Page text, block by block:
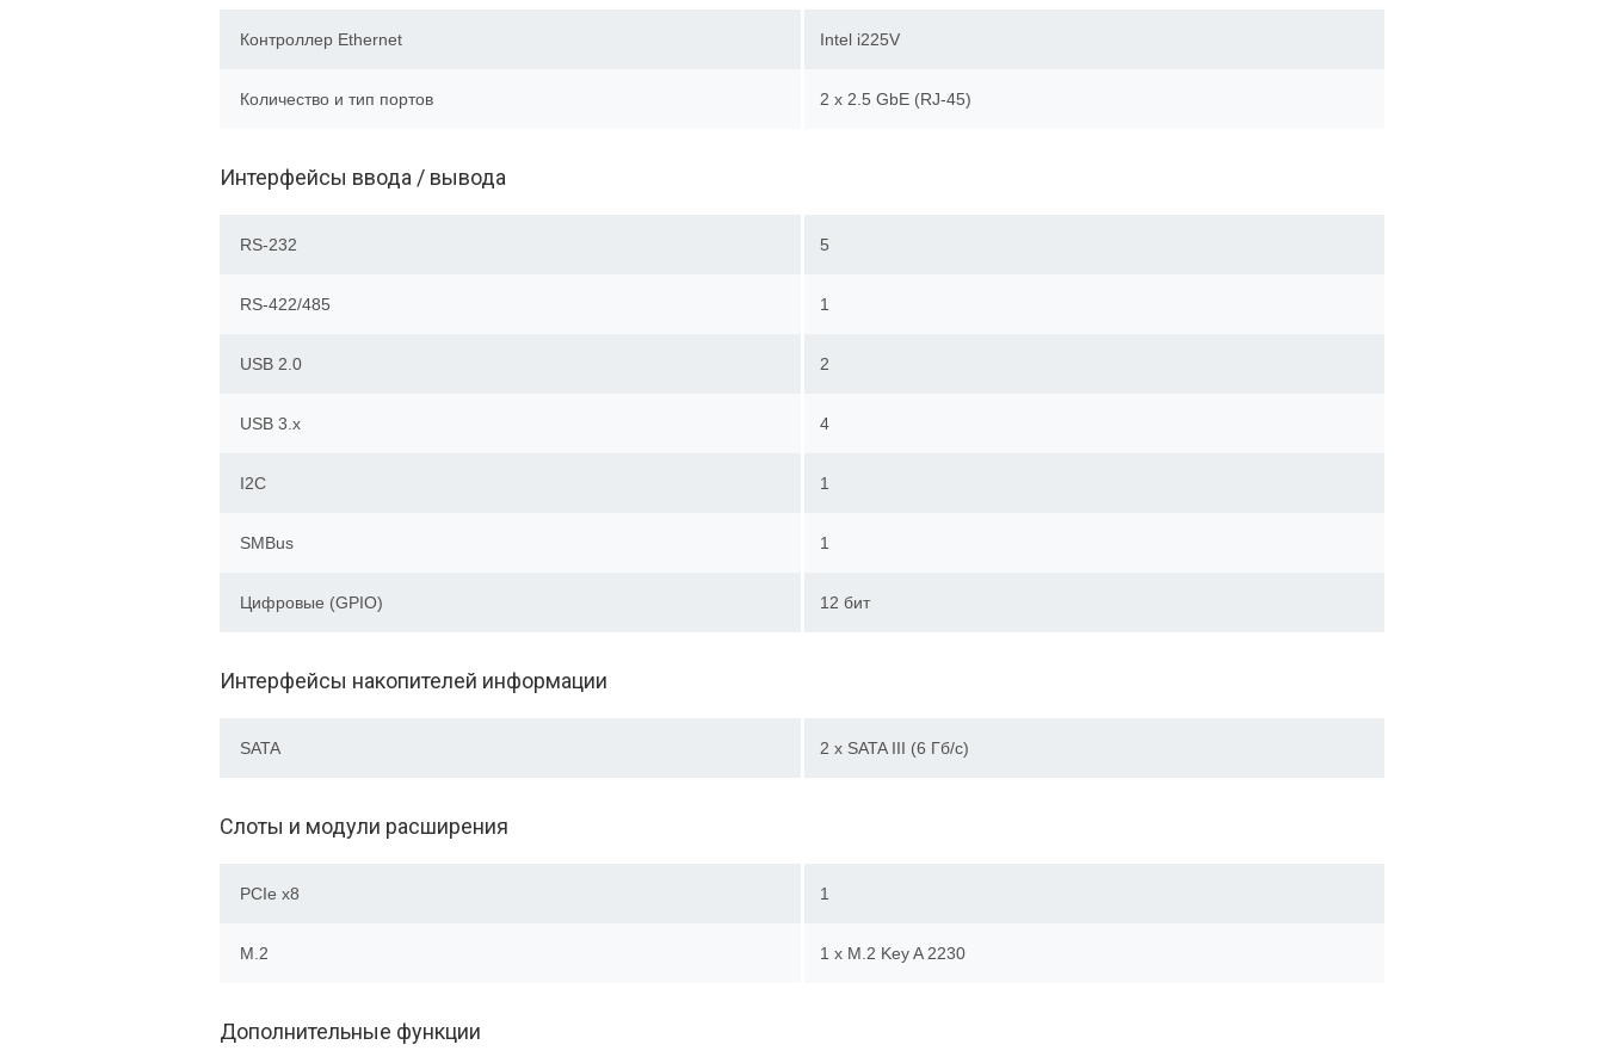
Контроллер Ethernet Intel i225V
Количество и тип портов 2 х 2.5 GbE (RJ-45)
Интерфейсы ввода / вывода
RS-232 5
RS-422/485 1
USB 2.0 2
USB 3.x 4
I2C 1
SMBus 1
Цифровые (GPIO) 12 бит
Интерфейсы накопителей информации
SATA 2 х SATA III (6 Гб/с)
Слоты и модули расширения
PCIe x8 1
M.2 1 х M.2 Key A 2230
Дополнительные функции